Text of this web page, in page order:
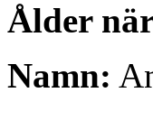
Ålder
Namn: